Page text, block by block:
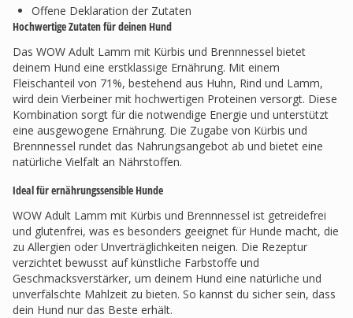
Offene Deklaration der Zutaten
Hochwertige Zutaten für deinen Hund
Das WOW Adult Lamm mit Kürbis und Brennnessel bietet
deinem Hund eine erstklassige Ernährung. Mit einem
Fleischanteil von 71%, bestehend aus Huhn, Rind und Lamm,
wird dein Vierbeiner mit hochwertigen Proteinen versorgt. Diese
Kombination sorgt für die notwendige Energie und unterstützt
eine ausgewogene Ernährung. Die Zugabe von Kürbis und
Brennnessel rundet das Nahrungsangebot ab und bietet eine
natürliche Vielfalt an Nährstoffen.
Ideal für ernährungssensible Hunde
WOW Adult Lamm mit Kürbis und Brennnessel ist getreidefrei
und glutenfrei, was es besonders geeignet für Hunde macht, die
zu Allergien oder Unverträglichkeiten neigen. Die Rezeptur
verzichtet bewusst auf künstliche Farbstoffe und
Geschmacksverstärker, um deinem Hund eine natürliche und
unverfälschte Mahlzeit zu bieten. So kannst du sicher sein, dass
dein Hund nur das Beste erhält.